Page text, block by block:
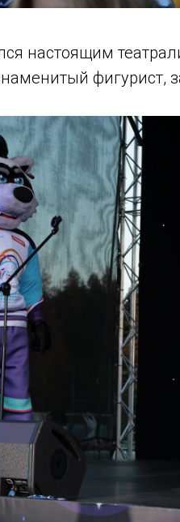
настоящим
фигурист,